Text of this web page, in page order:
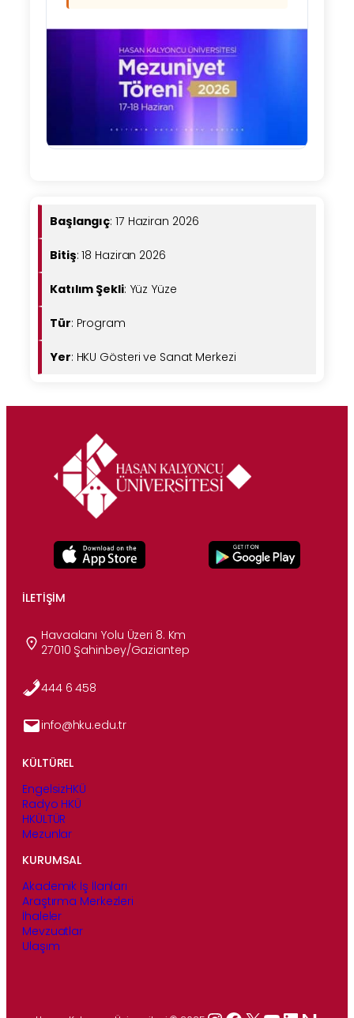
Başlangıç: 17 Haziran 2026
Bitiş: 18 Haziran 2026
Katılım Şekli: Yüz Yüze
Tür: Program
Yer: HKU Gösteri ve Sanat Merkezi
İLETIŞIM
Havaalanı Yolu Üzeri 8. Km
27010 Şahinbey/Gaziantep
444 6 458
info@hku.edu.tr
KÜLTÜREL
EngelsizHKÜ
Radyo HKÜ
HKÜLTÜR
Mezunlar
KURUMSAL
Akademik İş İlanları
Araştırma Merkezleri
İhaleler
Mevzuatlar
Ulaşım